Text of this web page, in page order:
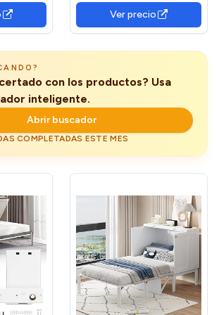
Ver precio
con los productos? Usa
inteligente.
Abrir buscador
COMPLETADAS ESTE MES